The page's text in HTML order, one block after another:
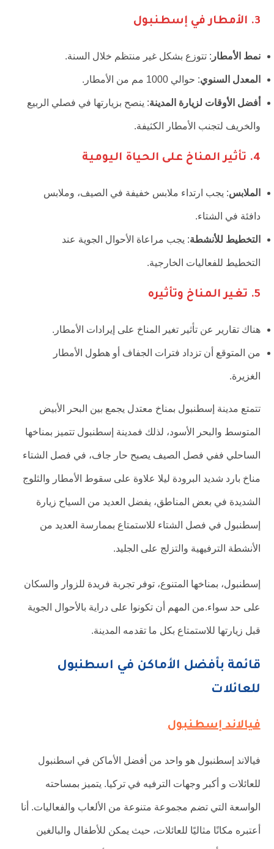
3. الأمطار في إسطنبول
نمط الأمطار : تتوزع بشكل غير منتظم خلال السنة.
المعدل السنوي: حوالي 1000 مم من الأمطار.
أفضل الأوقات لزيارة المدينة: ينصح بزيارتها في فصلي الربيع
والخريف لتجنب الأمطار الكثيفة.
4. تأثير المناخ على الحياة اليومية
الملابس: يجب ارتداء ملابس خفيفة في الصيف، وملابس
دافئة في الشتاء.
التخطيط للأنشطة: يجب مراعاة الأحوال الجوية عند
التخطيط للفعاليات الخارجية.
5. تغير المناخ وتأثيره
هناك تقارير عن تأثير تغير المناخ على إيرادات الأمطار.
من المتوقع أن تزداد فترات الجفاف أو هطول الأمطار
الغزيرة.
تتمتع مدينة إسطنبول بمناخ معتدل يجمع بين البحر الأبيض
المتوسط والبحر الأسود، لذلك فمدينة إسطنبول تتميز بمناخها
الساحلي ففي فصل الصيف يصبح حار جاف، في فصل الشتاء
مناخ بارد شديد البرودة ليلا علاوة على سقوط الأمطار والثلوج
الشديدة في بعض المناطق، يفضل العديد من السياح زيارة
إسطنبول في فصل الشتاء للاستمتاع بممارسة العديد من
الأنشطة الترفيهية والتزلج على الجليد.
إسطنبول، بمناخها المتنوع، توفر تجربة فريدة للزوار والسكان
على حد سواء.من المهم أن تكونوا على دراية بالأحوال الجوية
قبل زيارتها للاستمتاع بكل ما تقدمه المدينة.
قائمة بأفضل الأماكن في اسطنبول
للعائلات
فيالاند إسطنبول
فيالاند إسطنبول هو واحد من أفضل الأماكن في اسطنبول
للعائلات و أكبر وجهات الترفيه في تركيا. يتميز بمساحته
الواسعة التي تضم مجموعة متنوعة من الألعاب والفعاليات. أنا
أعتبره مكانًا مثاليًا للعائلات، حيث يمكن للأطفال والبالغين